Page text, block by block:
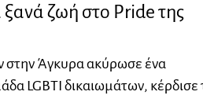
ξανά ζωή στο Pride της
Άγκυρα ακύρωσε ένα
LGBTI δικαιωμάτων, κέρδισε